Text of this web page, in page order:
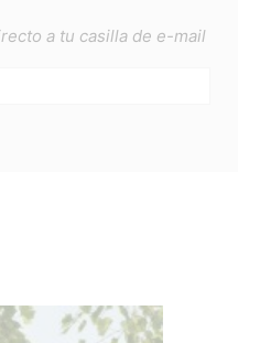
a tu casilla de e-mail